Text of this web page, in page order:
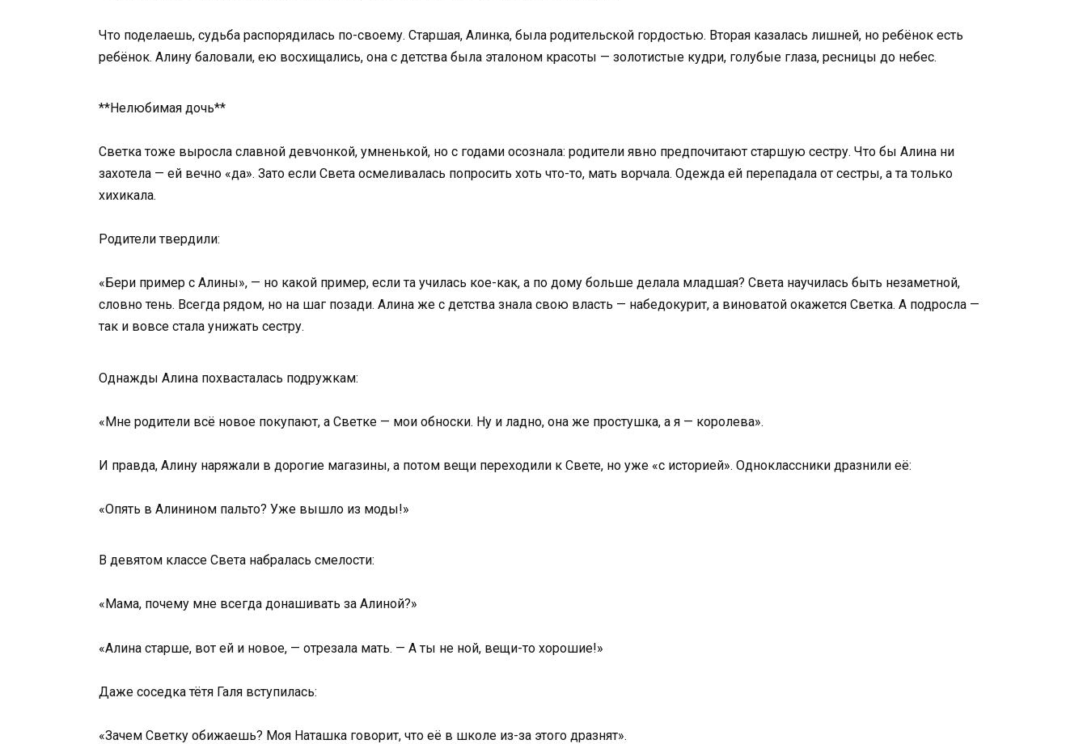
Что поделаешь, судьба распорядилась по-своему. Старшая, Алинка, была родительской гордостью. Вторая казалась лишней, но ребёнок есть
ребёнок. Алину баловали, ею восхищались, она с детства была эталоном красоты — золотистые кудри, голубые глаза, ресницы до небес.
**Нелюбимая дочь**
Светка тоже выросла славной девчонкой, умненькой, но с годами осознала: родители явно предпочитают старшую сестру. Что бы Алина ни
захотела — ей вечно «да». Зато если Света осмеливалась попросить хоть что-то, мать ворчала. Одежда ей перепадала от сестры, а та только
хихикала.
Родители твердили:
«Бери пример с Алины», — но какой пример, если та училась кое-как, а по дому больше делала младшая? Света научилась быть незаметной,
словно тень. Всегда рядом, но на шаг позади. Алина же с детства знала свою власть — набедокурит, а виноватой окажется Светка. А подросла —
так и вовсе стала унижать сестру.
Однажды Алина похвасталась подружкам:
«Мне родители всё новое покупают, а Светке — мои обноски. Ну и ладно, она же простушка, а я — королева».
И правда, Алину наряжали в дорогие магазины, а потом вещи переходили к Свете, но уже «с историей». Одноклассники дразнили её:
«Опять в Алинином пальто? Уже вышло из моды!»
В девятом классе Света набралась смелости:
«Мама, почему мне всегда донашивать за Алиной?»
«Алина старше, вот ей и новое, — отрезала мать. — А ты не ной, вещи-то хорошие!»
Даже соседка тётя Галя вступилась:
«Зачем Светку обижаешь? Моя Наташка говорит, что её в школе из-за этого дразнят».